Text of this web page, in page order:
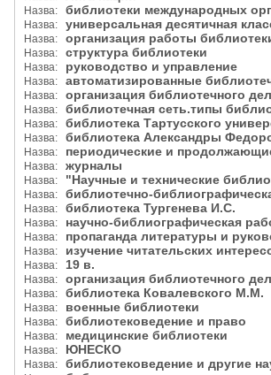
Назва: библиотеки международных
Назва: универсальная десятичная
Назва: организация работы
Назва: структура библиотеки
Назва: руководство и управление
Назва: автоматизированные
Назва: организация библиотечного
Назва: библиотечная сеть.типы
Назва: библиотека Тартусского
Назва: библиотека Александры
Назва: периодические и
Назва: журналы
Назва: "Научные и технические
Назва: библиотечно-
Назва: библиотека Тургенева И.С.
Назва: научно-библиографическая
Назва: пропаганда литературы и
Назва: изучение читательских
Назва: 19 в.
Назва: организация библиотечного
Назва: библиотека Ковалевского М.М.
Назва: военные библиотеки
Назва: библиотековедение и право
Назва: медицинские библиотеки
Назва: ЮНЕСКО
Назва: библиотековедение и другие